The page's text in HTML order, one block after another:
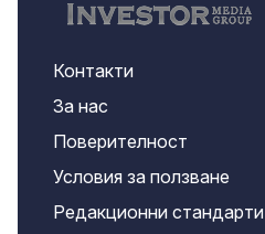
Контакти
За нас
Поверителност
Условия за ползване
Редакционни стандарти